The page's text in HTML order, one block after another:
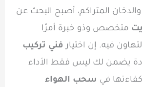
والدخان المتراكم، أصبح البحث عن
متخصص وذو خبرة أمرًا
فيه. إن اختيار فني تركيب
يضمن لك ليس فقط الأداء
في سحب الهواء